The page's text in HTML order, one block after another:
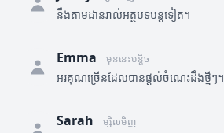
នឹងតាមដានរាល់អត្ថបទបន្តទៀត។
Emma មុននេះបន្តិច
អរគុណច្រើនដែលបានផ្តល់ចំណេះដឹងថ្មីៗ។
Sarah ម្សិលមិញ